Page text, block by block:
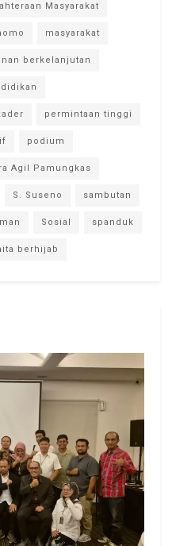
Masyarakat
masyarakat
berkelanjutan
permintaan tinggi
podium
Agil Pamungkas
S. Suseno sambutan
Sosial spanduk
berhijab